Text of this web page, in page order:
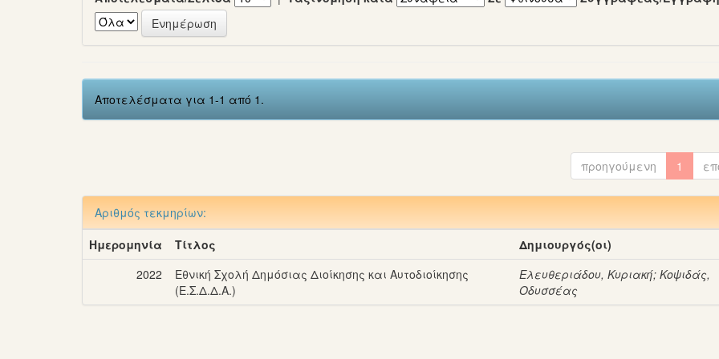
Αποτελέσματα για 1-1 από 1.
προηγούμενη 1
Αριθμός τεκμηρίων:
Ημερομηνία
Τίτλος
Δημιουργός(οι)
2022
Εθνική Σχολή Δημόσιας Διοίκησης και Αυτοδιοίκησης
(Ε.Σ.Δ.Δ.Α.)
Ελευθεριάδου, Κυριακή;Κοψιδάς,
Οδυσσέας